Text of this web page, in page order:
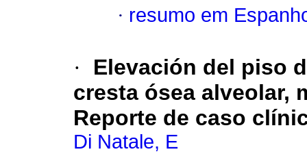
· resumo em
·
Elevación del piso
cresta ósea alveolar,
Reporte de caso
Di Natale, E